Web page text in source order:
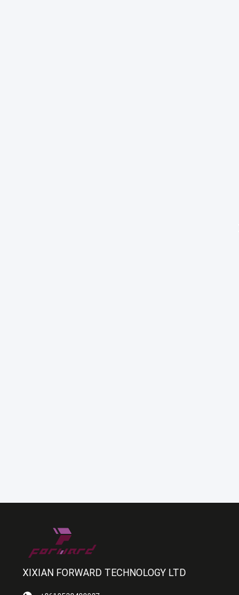
XIXIAN FORWARD TECHNOLOGY LTD